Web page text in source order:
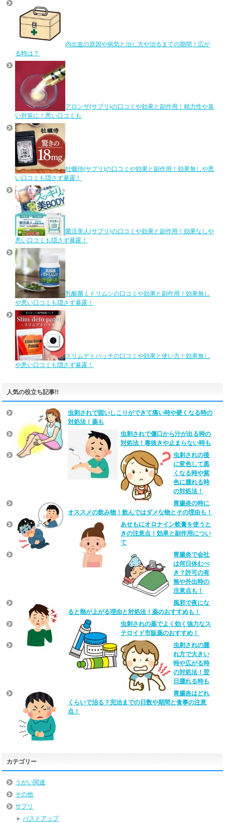
内出血の原因や病気と治し方や治るまでの期間！広が
る時は？
アロンザ(サプリ)の口コミや効果と副作用！精力性や臭
い対策に！悪い口コミも
牡蠣侍(サプリ)の口コミや効果と副作用！効果無しや悪
い口コミも隠さず暴露！
菌活美人(サプリ)の口コミや効果と副作用！効果なしや
悪い口コミも隠さず暴露！
乳酸菌ミドリムシの口コミや効果と副作用！効果無し
や悪い口コミも隠さず暴露！
スリムデトパッチの口コミや効果と使い方！効果無し
や悪い口コミも隠さず暴露！
人気の役立ち記事!!
虫刺されで固いしこりができて痛い時や硬くなる時の
対処法！薬も
虫刺されで傷口から汁が出る時の
対処法！毒抜きや止まらない時も
虫刺されの後
に変色して黒
くなる時や紫
色に腫れる時
の対処法！
胃腸炎の時に
オススメの飲み物！飲んではダメな物とその理由も！
あせもにオロナイン軟膏を使うと
きの注意点！効果と副作用につい
て
胃腸炎で会社
は何日休むべ
き？許可の有
無や外出時の
注意点も！
風邪で夜にな
ると熱が上がる理由と対処法！薬のおすすめも！
虫刺されの薬でよく効く強力なス
テロイド市販薬のおすすめ！
虫刺されの腫
れ方で大きい
時や広がる時
の対処法！翌
日腫れる時も
胃腸炎はどれ
くらいで治る？完治までの日数や期間と食事の注意
点！
カテゴリー
うがい関連
その他
サプリ
バストアップ